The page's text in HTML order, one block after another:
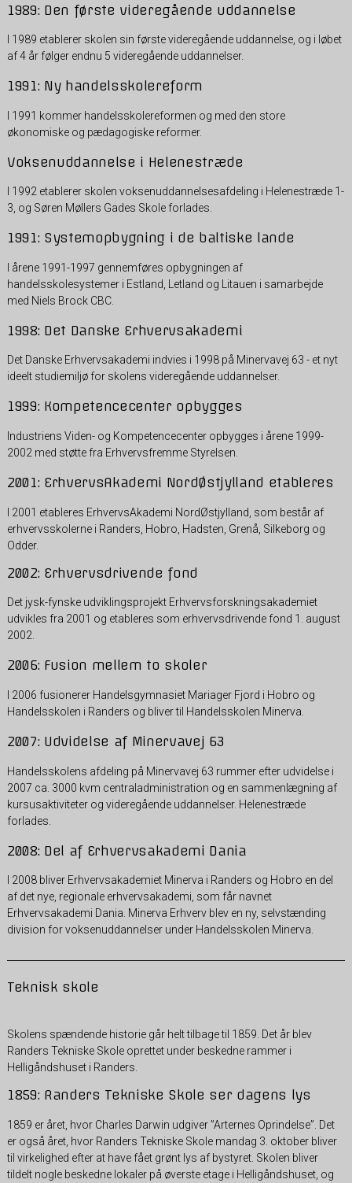
1989: Den første videregående uddannelse
I 1989 etablerer skolen sin første videregående uddannelse, og i løbet
af 4 år følger endnu 5 videregående uddannelser.
1991: Ny handelsskolereform
I 1991 kommer handelsskolereformen og med den store
økonomiske og pædagogiske reformer.
Voksenuddannelse i Helenestræde
I 1992 etablerer skolen voksenuddannelsesafdeling i Helenestræde 1-
3, og Søren Møllers Gades Skole forlades.
1991: Systemopbygning i de baltiske lande
I årene 1991-1997 gennemføres opbygningen af
handelsskolesystemer i Estland, Letland og Litauen i samarbejde
med Niels Brock CBC.
1998: Det Danske Erhvervsakademi
Det Danske Erhvervsakademi indvies i 1998 på Minervavej 63 - et nyt
ideelt studiemiljø for skolens videregående uddannelser.
1999: Kompetencecenter opbygges
Industriens Viden- og Kompetencecenter opbygges i årene 1999-
2002 med støtte fra Erhvervsfremme Styrelsen.
2001: ErhvervsAkademi NordØstjylland etableres
I 2001 etableres ErhvervsAkademi NordØstjylland, som består af
erhvervsskolerne i Randers, Hobro, Hadsten, Grenå, Silkeborg og
Odder.
2002: Erhvervsdrivende fond
Det jysk-fynske udviklingsprojekt Erhvervsforskningsakademiet
udvikles fra 2001 og etableres som erhvervsdrivende fond 1. august
2002.
2006: Fusion mellem to skoler
I 2006 fusionerer Handelsgymnasiet Mariager Fjord i Hobro og
Handelsskolen i Randers og bliver til Handelsskolen Minerva.
2007: Udvidelse af Minervavej 63
Handelsskolens afdeling på Minervavej 63 rummer efter udvidelse i
2007 ca. 3000 kvm centraladministration og en sammenlægning af
kursusaktiviteter og videregående uddannelser. Helenestræde
forlades.
2008: Del af Erhvervsakademi Dania
I 2008 bliver Erhvervsakademiet Minerva i Randers og Hobro en del
af det nye, regionale erhvervsakademi, som får navnet
Erhvervsakademi Dania. Minerva Erhverv blev en ny, selvstænding
division for voksenuddannelser under Handelsskolen Minerva.
Teknisk skole
Skolens spændende historie går helt tilbage til 1859. Det år blev
Randers Tekniske Skole oprettet under beskedne rammer i
Helligåndshuset i Randers.
1859: Randers Tekniske Skole ser dagens lys
1859 er året, hvor Charles Darwin udgiver ”Arternes Oprindelse”. Det
er også året, hvor Randers Tekniske Skole mandag 3. oktober bliver
til virkelighed efter at have fået grønt lys af bystyret. Skolen bliver
tildelt nogle beskedne lokaler på øverste etage i Helligåndshuset, og